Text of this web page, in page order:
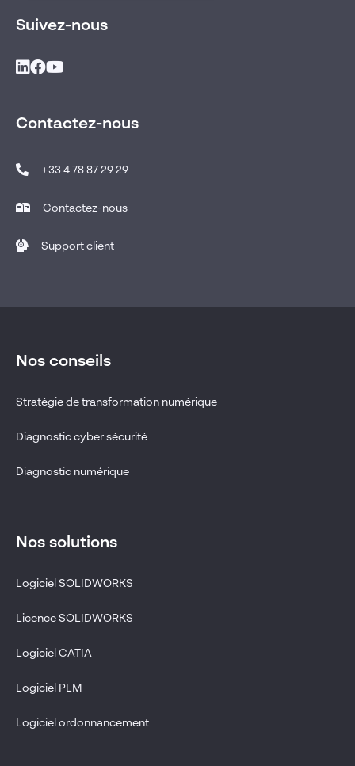
Suivez-nous
Contactez-nous
+33 4 78 87 29 29
Contactez-nous
Support client
Nos conseils
Stratégie de transformation numérique
Diagnostic cyber sécurité
Diagnostic numérique
Nos solutions
Logiciel SOLIDWORKS
Licence SOLIDWORKS
Logiciel CATIA
Logiciel PLM
Logiciel ordonnancement